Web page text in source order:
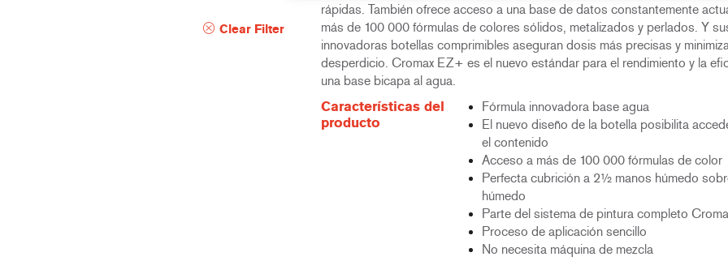
Clear Filter
rápidas. También ofrece acceso a una base de datos constantemente
más de 100 000 fórmulas de colores sólidos, metalizados y perlados. Y
innovadoras botellas comprimibles aseguran dosis más precisas y
desperdicio. Cromax EZ+ es el nuevo estándar para el rendimiento y la
una base bicapa al agua.
Características del
producto
Fórmula innovadora base agua
El nuevo diseño de la botella posibilita
el contenido
Acceso a más de 100 000 fórmulas de color
Perfecta cubrición a 2½ manos húmedo
húmedo
Parte del sistema de pintura completo
Proceso de aplicación sencillo
No necesita máquina de mezcla